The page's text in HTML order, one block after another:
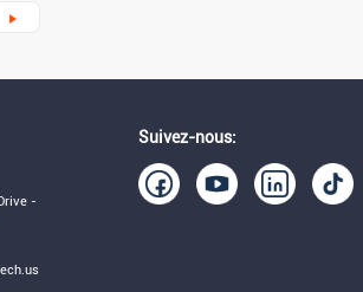
-
Suivez-nous: